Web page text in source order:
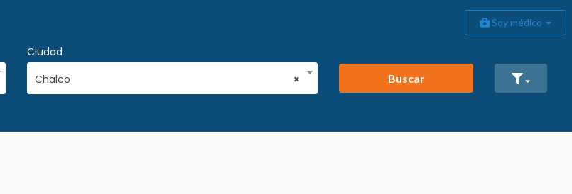
Soy médico
Ciudad
×
Chalco Buscar